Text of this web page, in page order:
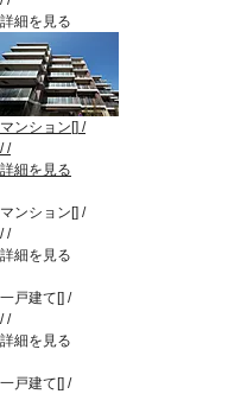
詳細を見る
マンション [] /
//
詳細を見る
マンション [] /
//
詳細を見る
一戸建て [] /
//
詳細を見る
一戸建て [] /